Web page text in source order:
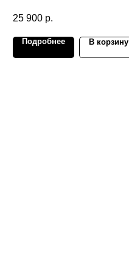
25 900 р.
Подробнее В корзину